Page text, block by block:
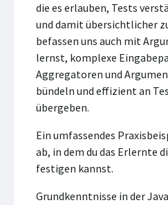
die es erlauben, Tests
und damit übersichtlicher
befassen uns auch mit
lernst, komplexe
Aggregatoren und
bündeln und effizient an
übergeben.
Ein umfassendes
ab, in dem du das Erlernte
festigen kannst.
Grundkenntnisse in der